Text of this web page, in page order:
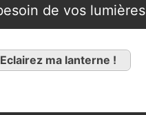
de vos lumières
Eclairez ma lanterne !